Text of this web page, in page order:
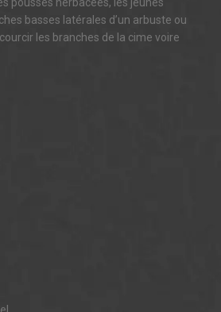
basses latérales d’un arbuste ou
les branches de la cime voire